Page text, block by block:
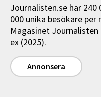
Journalisten.se har 240
000 unika besökare
Magasinet Journalisten
ex (2025).
Annonsera